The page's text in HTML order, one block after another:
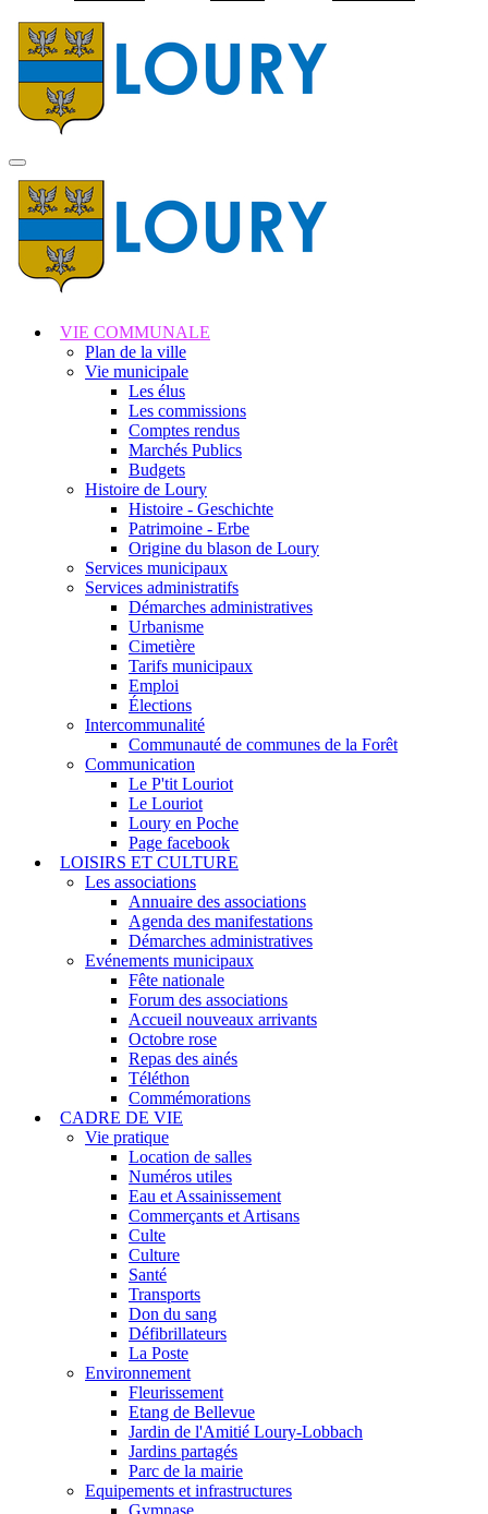
MENU
PRINCIPAL
VIE COMMUNALE
Plan de la ville
Vie municipale
Les élus
Les commissions
Comptes rendus
Marchés Publics
Budgets
Histoire de Loury
Histoire - Geschichte
Patrimoine - Erbe
Origine du blason de Loury
Services municipaux
Services administratifs
Démarches administratives
Urbanisme
Cimetière
Tarifs municipaux
Emploi
Élections
Intercommunalité
Communauté de communes de la Forêt
Communication
Le P'tit Louriot
Le Louriot
Loury en Poche
Page facebook
LOISIRS ET CULTURE
Les associations
Annuaire des associations
Agenda des manifestations
Démarches administratives
Evénements municipaux
Fête nationale
Forum des associations
Accueil nouveaux arrivants
Octobre rose
Repas des ainés
Téléthon
Commémorations
CADRE DE VIE
Vie pratique
Location de salles
Numéros utiles
Eau et Assainissement
Commerçants et Artisans
Culte
Culture
Santé
Transports
Don du sang
Défibrillateurs
La Poste
Environnement
Fleurissement
Etang de Bellevue
Jardin de l'Amitié Loury-Lobbach
Jardins partagés
Parc de la mairie
Equipements et infrastructures
Gymnase